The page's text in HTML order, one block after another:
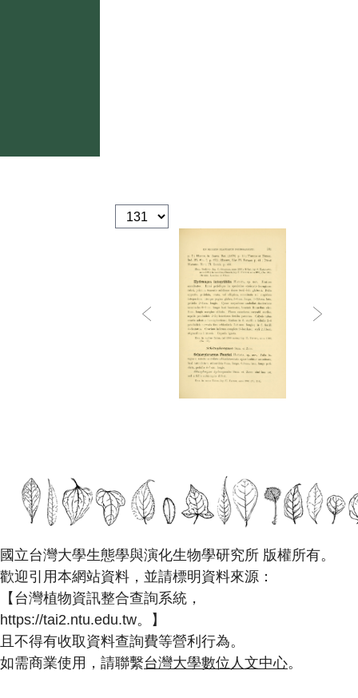
國立台灣大學生態學與演化生物學研究所 版權所有。
歡迎引用本網站資料，並請標明資料來源：
【台灣植物資訊整合查詢系統，
https://tai2.ntu.edu.tw。】
且不得有收取資料查詢費等營利行為。
如需商業使用，請聯繫台灣大學數位人文中心。